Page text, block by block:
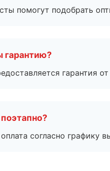
помогут подобрать
гарантию?
гарантия
согласно графику